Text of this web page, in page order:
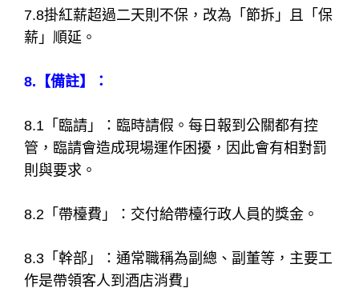
7.8掛紅薪超過二天則不保，改為「節拆」且「保
薪」順延。
8.【備註】：
8.1「臨請」：臨時請假。每日報到公關都有控
管，臨請會造成現場運作困擾，因此會有相對罰
則與要求。
8.2「帶檯費」：交付給帶檯行政人員的獎金。
8.3「幹部」：通常職稱為副總、副董等，主要工
作是帶領客人到酒店消費」